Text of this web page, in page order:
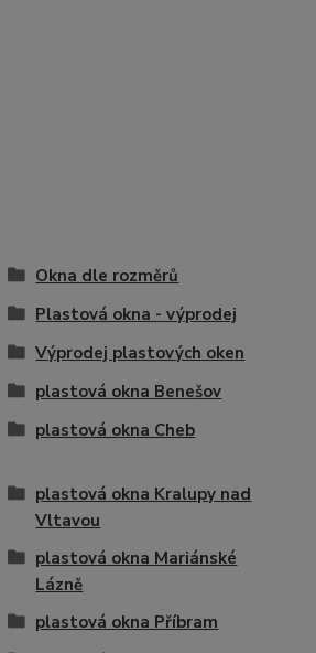
Okna dle rozměrů
Plastová okna - výprodej
Výprodej plastových oken
plastová okna Benešov
plastová okna Cheb
plastová okna Kralupy nad
Vltavou
plastová okna Mariánské
Lázně
plastová okna Příbram